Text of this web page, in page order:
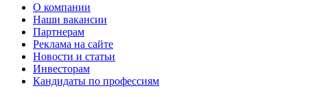
О компании
Наши вакансии
Партнерам
Реклама на сайте
Новости и статьи
Инвесторам
Кандидаты по профессиям